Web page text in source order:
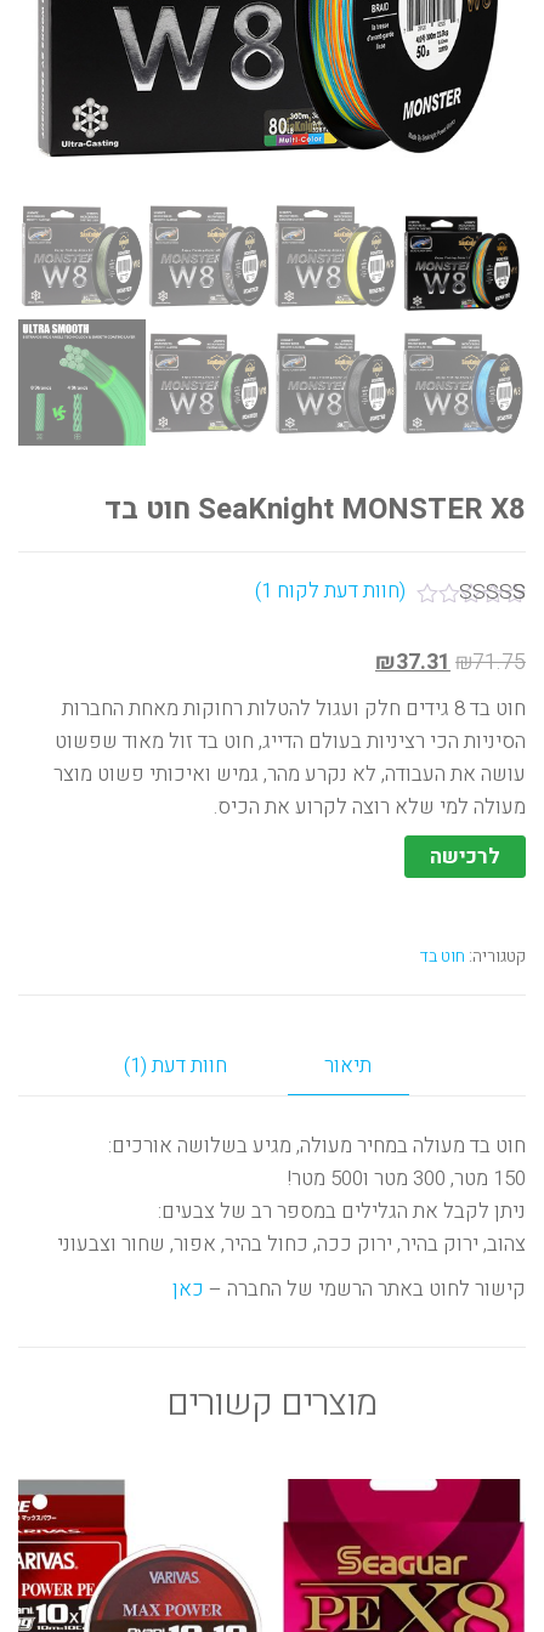
SeaKnight MONSTER X8 חוט בד
מבוסס על
לקוחות
(חוות דעת לקוח 1
)
₪71.75
₪37.31
חוט בד 8 גידים חלק ועגול להטלות רחוקות מאחת החברות
הסיניות הכי רציניות בעולם הדייג, חוט בד זול מאוד שפשוט
עושה את העבודה, לא נקרע מהר, גמיש ואיכותי פשוט מוצר
מעולה למי שלא רוצה לקרוע את הכיס.
לרכישה
קטגוריה: חוט בד
תיאור חוות דעת (1)
חוט בד מעולה במחיר מעולה, מגיע בשלושה אורכים:
150 מטר, 300 מטר ו500 מטר!
ניתן לקבל את הגלילים במספר רב של צבעים:
צהוב, ירוק בהיר, ירוק ככה, כחול בהיר, אפור, שחור וצבעוני
קישור לחוט באתר הרשמי של החברה – כאן
מוצרים קשורים